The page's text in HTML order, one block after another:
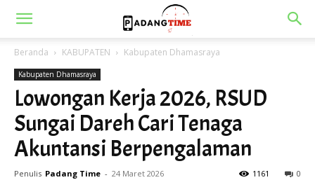
Beranda KABUPATEN Kabupaten Dhamasraya
Kabupaten Dhamasraya
Lowongan Kerja 2026, RSUD
Sungai Dareh Cari Tenaga
Akuntansi Berpengalaman
Penulis Padang Time - 24 Maret 2026 0
1161